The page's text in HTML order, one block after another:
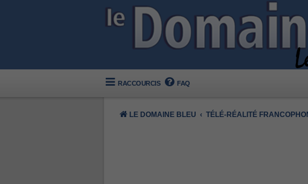
RACCOURCIS FAQ
LE DOMAINE BLEU TÉLÉ-RÉALITÉ